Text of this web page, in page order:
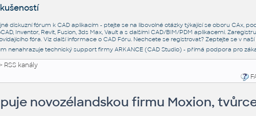
diskuzní fórum k CAD aplikacím - ptejte se na libovolné otázky týkající se oboru CAx,
Inventor, Revit, Fusion, 3ds Max, Vault a s dalšími CAD/BIM/PDM aplikacemi.
fóra. Viz další informace o CAD Fóru. Nechcete se registrovat? Zeptejte se v naší
nenahrazuje technický support firmy ARKANCE (CAD Studio) - přímá podpora pro
RSS kanály
novozélandskou firmu Moxion,